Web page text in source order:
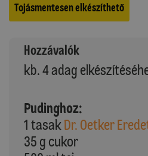
Tojásmentesen elkészíthető
Hozzávalók
kb. 4 adag
Pudinghoz:
1 tasak Dr. Oetker
35 g cukor